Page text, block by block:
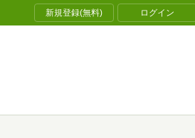
新規登録(無料) ログイン